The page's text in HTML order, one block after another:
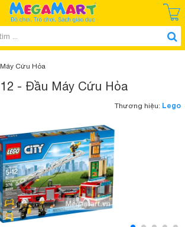
Cứu Hỏa
- Đầu Máy Cứu Hỏa
Thương hiệu: Lego